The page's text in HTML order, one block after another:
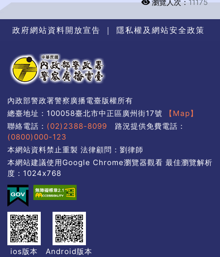
瀏覽人次：11175
政府網站資料開放宣告 ｜ 隱私權及網站安全政策
內政部警政署警察廣播電臺版權所有
總臺地址：100058臺北市中正區廣州街17號
【Map】
聯絡電話： (02)2388-8099 路況提供免費電話：
(0800)000-123
本網站資料禁止重製 法律顧問：劉律師
本網站建議使用Google Chrome瀏覽器觀看 最佳瀏覽解析
度：1024x768
ios版本 Android版本